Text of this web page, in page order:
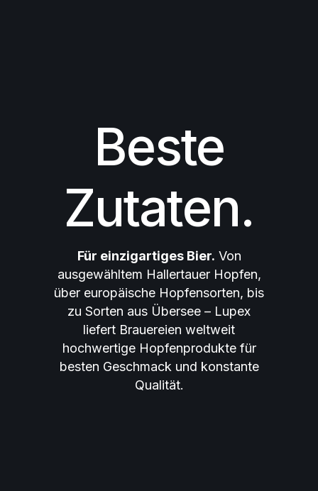
Beste
Zutaten.
Für einzigartiges Bier. Von
ausgewähltem Hallertauer Hopfen,
über europäische Hopfensorten, bis
zu Sorten aus Übersee – Lupex
liefert Brauereien weltweit
hochwertige Hopfenprodukte für
besten Geschmack und konstante
Qualität.